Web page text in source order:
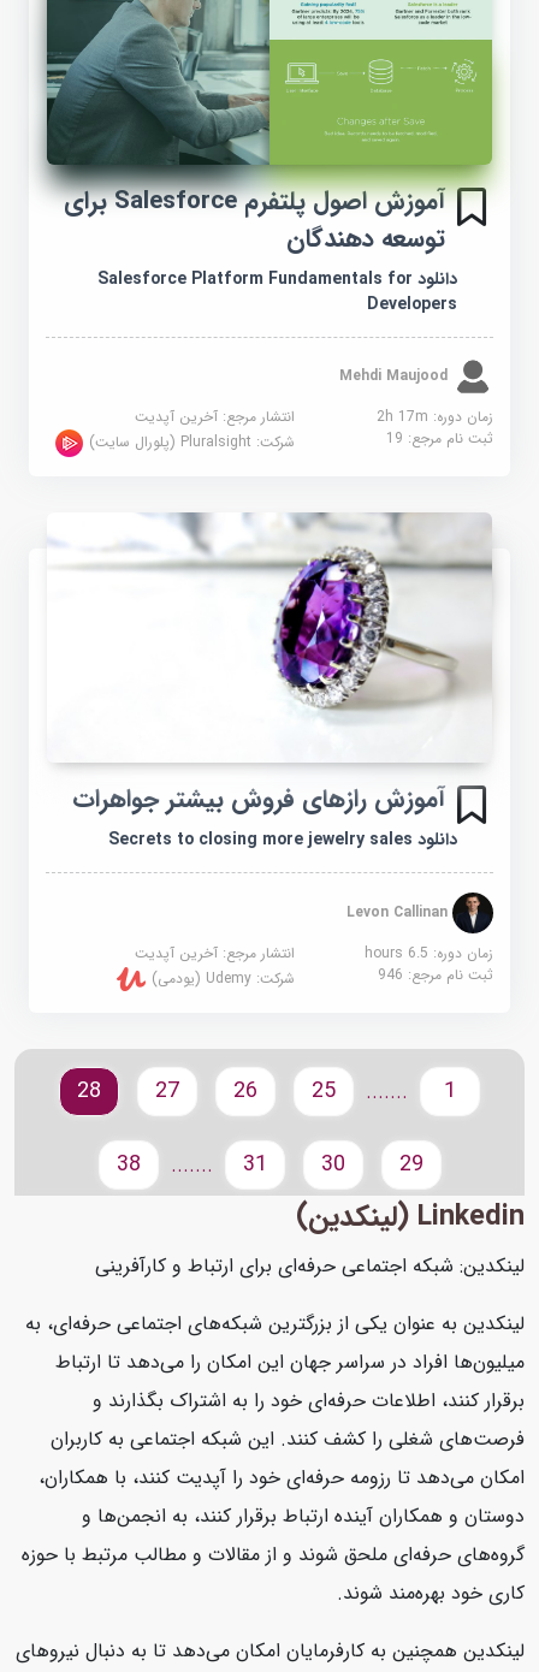
آموزش اصول پلتفرم Salesforce برای
توسعه دهندگان
دانلود Salesforce Platform Fundamentals for
Developers
Mehdi Maujood
زمان دوره: 2h 17m
انتشار مرجع:آخرین آپدیت
ثبت نام مرجع:19 شرکت:Pluralsight (پلورال سایت)
آموزش رازهای فروش بیشتر جواهرات
دانلود Secrets to closing more jewelry sales
Levon Callinan
زمان دوره: 6.5 hours
انتشار مرجع:آخرین آپدیت
ثبت نام مرجع:946 شرکت:Udemy (یودمی)
.......
25
26
27
28
29
30
31
.......
38
Linkedin (لینکدین)
لینکدین: شبکه اجتماعی حرفه‌ای برای ارتباط و کارآفرینی
لینکدین به عنوان یکی از بزرگترین شبکه‌های اجتماعی حرفه‌ای، به
میلیون‌ها افراد در سراسر جهان این امکان را می‌دهد تا ارتباط
برقرار کنند، اطلاعات حرفه‌ای خود را به اشتراک بگذارند و
فرصت‌های شغلی را کشف کنند. این شبکه اجتماعی به کاربران
امکان می‌دهد تا رزومه حرفه‌ای خود را آپدیت کنند، با همکاران،
دوستان و همکاران آینده ارتباط برقرار کنند، به انجمن‌ها و
گروه‌های حرفه‌ای ملحق شوند و از مقالات و مطالب مرتبط با حوزه
کاری خود بهره‌مند شوند.
لینکدین همچنین به کارفرمایان امکان می‌دهد تا به دنبال نیروهای